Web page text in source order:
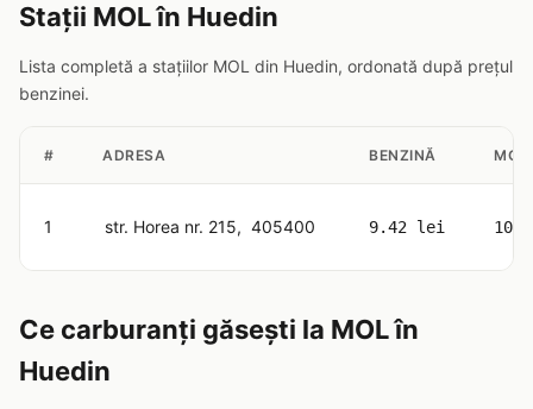
Stații MOL în Huedin
Lista completă a stațiilor MOL din Huedin, ordonată după prețul
benzinei.
# ADRESA BENZINĂ
1 str. Horea nr. 215, 405400 9.42 lei
Ce carburanți găsești la MOL în
Huedin